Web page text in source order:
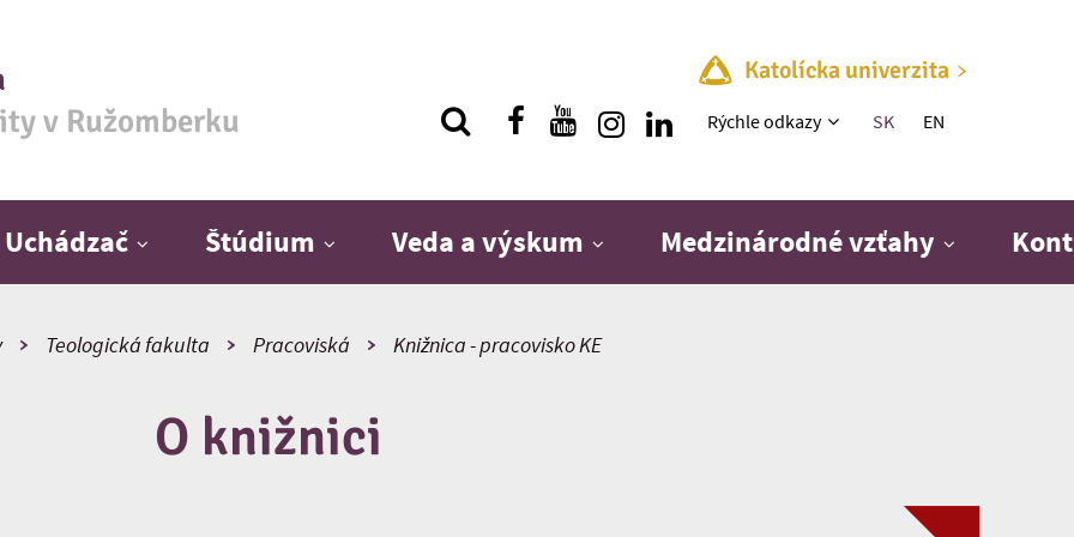
v Ružomberku
Katolícka univerzita
Rýchle menu
Rýchle odkazy SK EN
Uchádzač Štúdium Veda a výskum Medzinárodné vzťahy
Teologická fakulta Pracoviská Knižnica - pracovisko KE
O knižnici